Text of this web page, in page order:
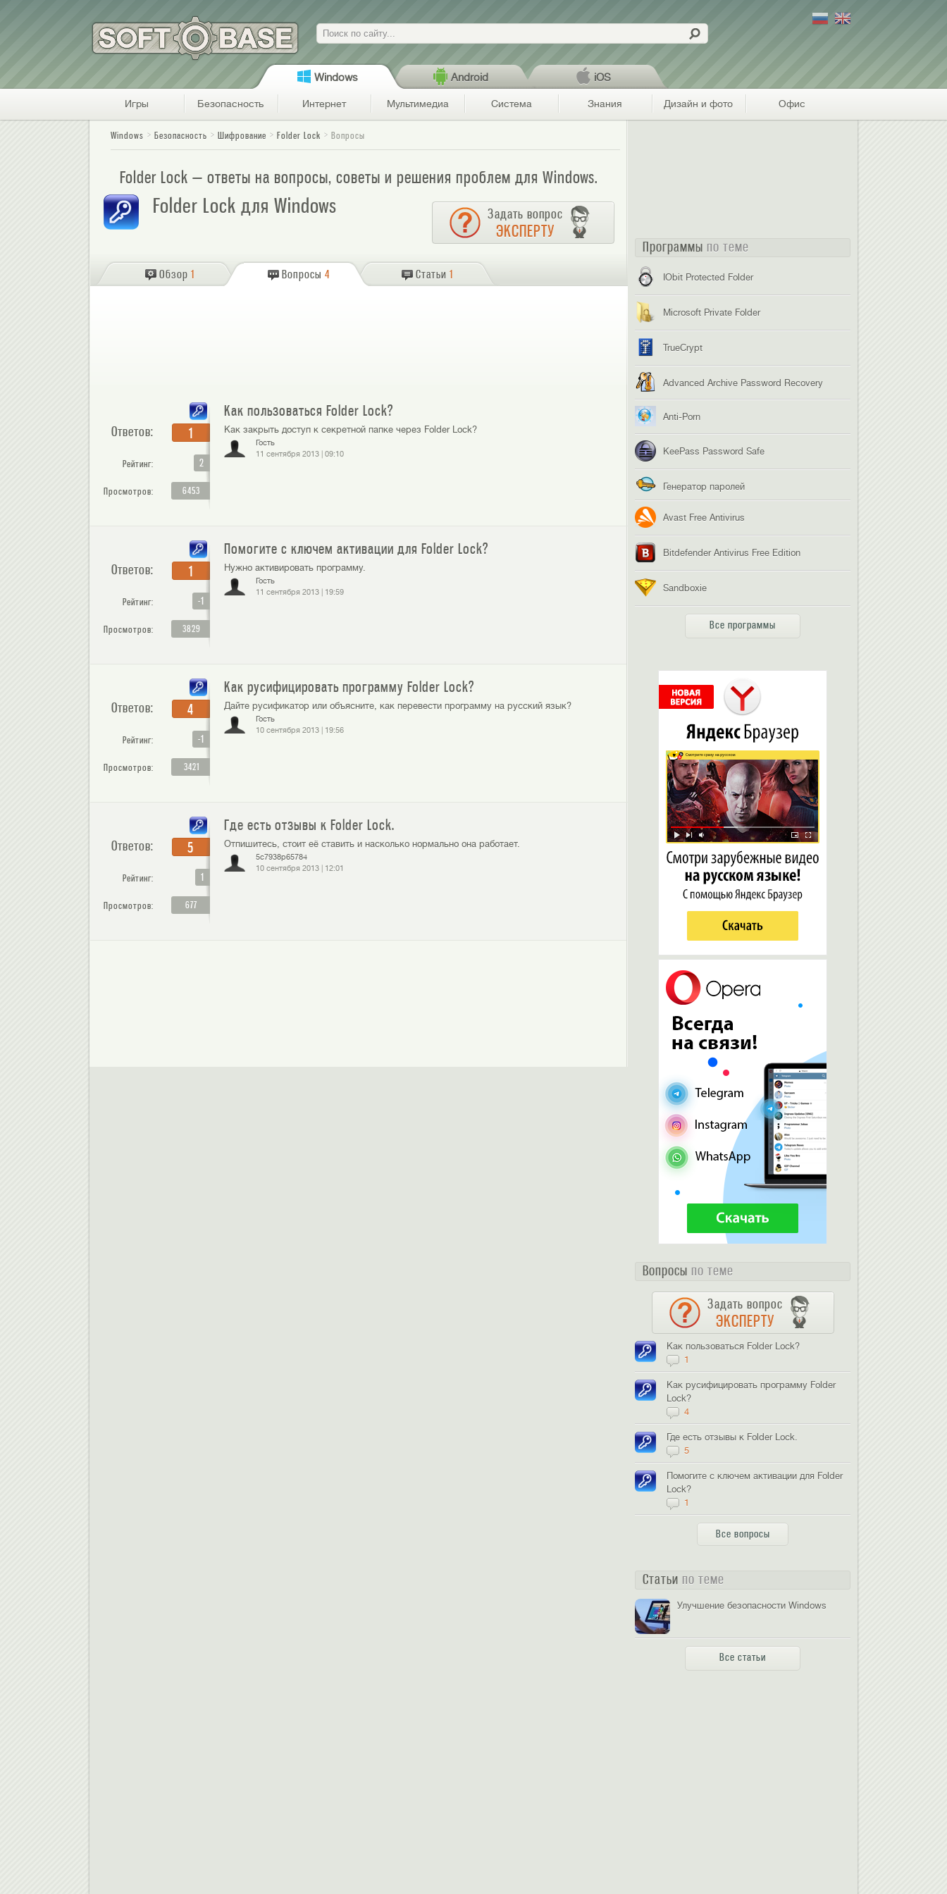
Поиск
Windows Android iOS
Игры Безопасность Интернет Мультимедиа Система Знания Дизайн и фото Офис
Windows Безопасность Шифрование Folder Lock Вопросы
Folder Lock — ответы на вопросы, советы и решения проблем для Windows.
Folder Lock для Windows Задать вопрос
ЭКСПЕРТУ
Обзор 1 Вопросы 4 Статьи 1
Ответов: 1
Рейтинг: 2
Просмотров: 6453
Как пользоваться Folder Lock?
Как закрыть доступ к секретной папке через Folder Lock?
Гость
11 сентября 2013| 09:10
Ответов: 1
Рейтинг: -1
Просмотров: 3829
Помогите с ключем активации для Folder Lock?
Нужно активировать программу.
Гость
11 сентября 2013| 19:59
Ответов: 4
Рейтинг: -1
Просмотров: 3421
Как русифицировать программу Folder Lock?
Дайте русификатор или объясните, как перевести программу на русский язык?
Гость
10 сентября 2013| 19:56
Ответов: 5
Рейтинг: 1
Просмотров: 677
Где есть отзывы к Folder Lock.
Отпишитесь, стоит её ставить и насколько нормально она работает.
5c7938p65784
10 сентября 2013| 12:01
Программы по теме
IObit Protected Folder
Microsoft Private Folder
TrueCrypt
Advanced Archive Password Recovery
Anti-Porn
KeePass Password Safe
Генератор паролей
Avast Free Antivirus
Bitdefender Antivirus Free Edition
Sandboxie
Все программы
Вопросы по теме
Задать вопрос
ЭКСПЕРТУ
Как пользоваться Folder Lock?
1
Как русифицировать программу Folder
Lock?
4
Где есть отзывы к Folder Lock.
5
Помогите с ключем активации для Folder
Lock?
1
Все вопросы
Статьи по теме
Улучшение безопасности Windows
Все статьи